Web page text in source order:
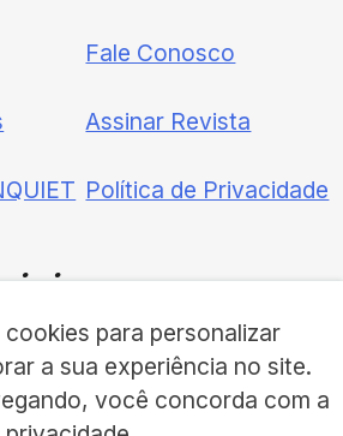
Fale Conosco
Assinar Revista
Política de Privacidade
para personalizar
a sua experiência no site.
você concorda com a